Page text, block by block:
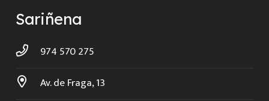
Sariñena
974 570 275
Av. de Fraga, 13